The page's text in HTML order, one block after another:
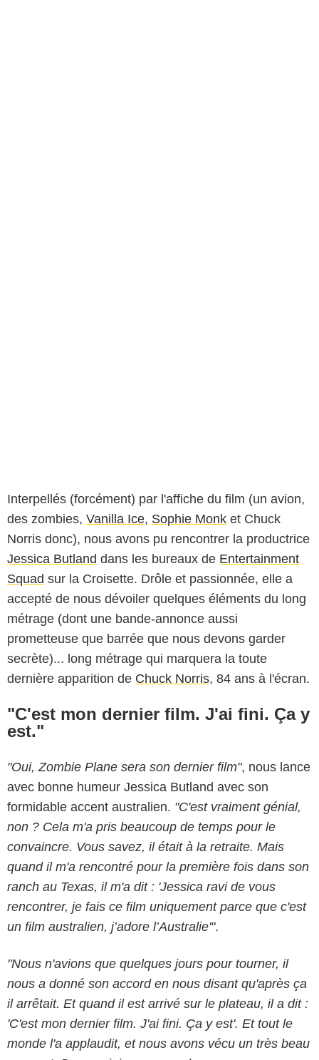
Interpellés (forcément) par l'affiche du film (un avion,
des zombies, Vanilla Ice, Sophie Monk et Chuck
Norris donc), nous avons pu rencontrer la productrice
Jessica Butland dans les bureaux de Entertainment
Squad sur la Croisette. Drôle et passionnée, elle a
accepté de nous dévoiler quelques éléments du long
métrage (dont une bande-annonce aussi
prometteuse que barrée que nous devons garder
secrète)... long métrage qui marquera la toute
dernière apparition de Chuck Norris, 84 ans à l'écran.
"C'est mon dernier film. J'ai fini. Ça y
est."
"Oui, Zombie Plane sera son dernier film", nous lance
avec bonne humeur Jessica Butland avec son
formidable accent australien. "C'est vraiment génial,
non ? Cela m'a pris beaucoup de temps pour le
convaincre. Vous savez, il était à la retraite. Mais
quand il m'a rencontré pour la première fois dans son
ranch au Texas, il m'a dit : 'Jessica ravi de vous
rencontrer, je fais ce film uniquement parce que c'est
un film australien, j’adore l’Australie'".
"Nous n'avions que quelques jours pour tourner, il
nous a donné son accord en nous disant qu'après ça
il arrêtait. Et quand il est arrivé sur le plateau, il a dit :
'C'est mon dernier film. J'ai fini. Ça y est'. Et tout le
monde l'a applaudit, et nous avons vécu un très beau